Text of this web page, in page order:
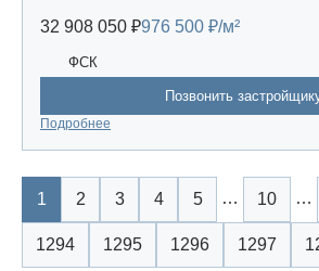
32 908 050 ₽976 500 ₽/м²
ФСК
Позвонить
Подробнее
1 2 3 4 5 … 10 …
1294 1295 1296 1297